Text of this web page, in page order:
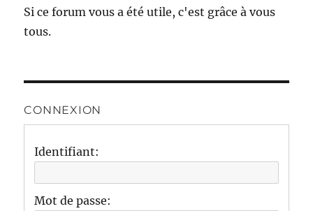
Si ce forum vous a été utile, c'est grâce à vous
tous.
CONNEXION
Identifiant:
Mot de passe: